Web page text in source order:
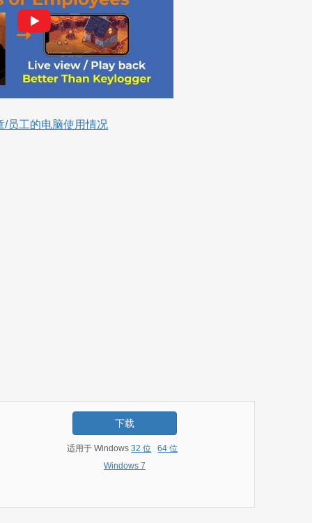
/员工的电脑使用情况
下载
适用于 Windows32 位
64 位
Windows 7